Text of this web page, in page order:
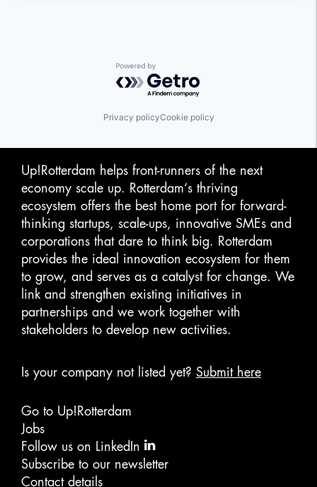
Powered by Getro.com
Privacy policyCookie policy
Up!Rotterdam helps front-runners of the next
economy scale up. Rotterdam‘s thriving
ecosystem offers the best home port for forward-
thinking startups, scale-ups, innovative SMEs and
corporations that dare to think big. Rotterdam
provides the ideal innovation ecosystem for them
to grow, and serves as a catalyst for change. We
link and strengthen existing initiatives in
partnerships and we work together with
stakeholders to develop new activities.
Is your company not listed yet? Submit here
Go to Up!Rotterdam
Jobs
Follow us on LinkedIn
Subscribe to our newsletter
Contact details